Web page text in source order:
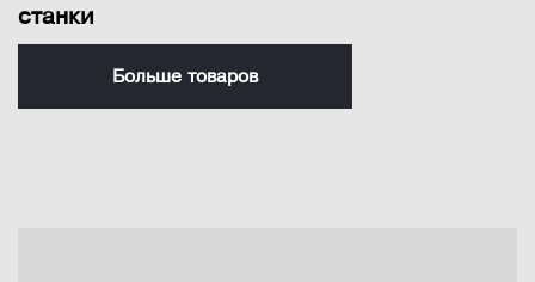
станки
Больше товаров